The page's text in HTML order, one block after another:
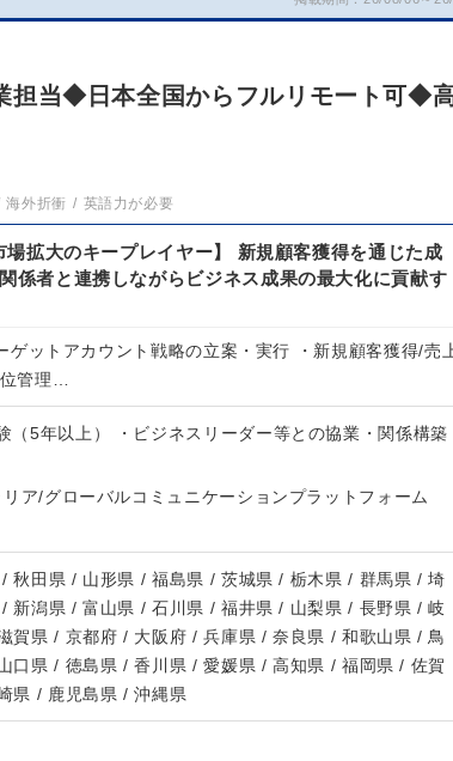
担当◆日本全国からフルリモート可◆
海外折衝 英語力が必要
場拡大のキープレイヤー】 新規顧客獲得を通じた成
係者と連携しながらビジネス成果の最大化に貢献す
ゲットアカウント戦略の立案・実行 ・新規顧客獲得/売
管理…
（5年以上） ・ビジネスリーダー等との協業・関係構築
ア/グローバルコミュニケーションプラットフォーム
秋田県 / 山形県 / 福島県 / 茨城県 / 栃木県 / 群馬県 / 埼
新潟県 / 富山県 / 石川県 / 福井県 / 山梨県 / 長野県 / 岐
賀県 / 京都府 / 大阪府 / 兵庫県 / 奈良県 / 和歌山県 / 鳥
口県 / 徳島県 / 香川県 / 愛媛県 / 高知県 / 福岡県 / 佐賀
県 / 鹿児島県 / 沖縄県